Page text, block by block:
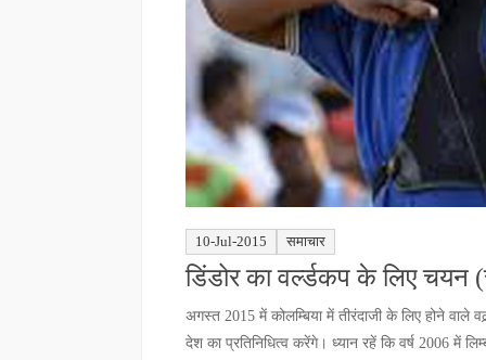
10-Jul-2015 समाचार
डिंडोर का वर्ल्डकप के लिए चयन
अगस्त 2015 में कोलम्बिया में तीरंदाजी के लिए होने वाले
देश का प्रतिनिधित्व करेंगे। ध्यान रहें कि वर्ष 2006 में